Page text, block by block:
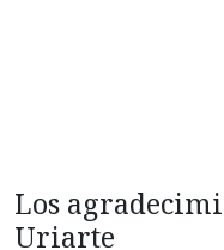
Los
Uriarte